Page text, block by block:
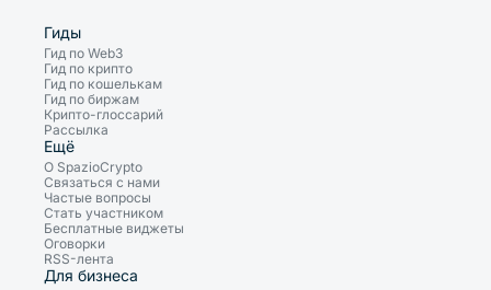
Гиды
Гид по Web3
Гид по крипто
Гид по кошелькам
Гид по биржам
Крипто-глоссарий
Рассылка
Ещё
О SpazioCrypto
Связаться с нами
Частые вопросы
Стать участником
Бесплатные виджеты
Оговорки
RSS-лента
Для бизнеса